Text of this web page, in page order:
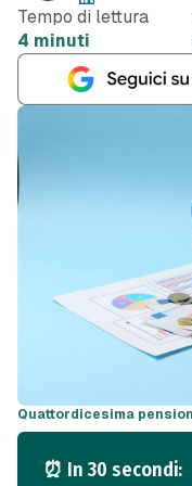
Tempo di lettura
4 minuti
Quattordicesima
⏰ In 30 secondi: